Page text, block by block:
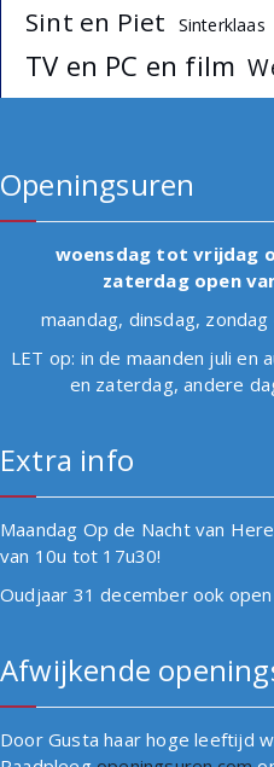
Sint en Piet Sinterklaas
TV en PC en film
Openingsuren
woensdag tot vrijdag
zaterdag open
maandag, dinsdag,
LET op: in de maanden juli en
en zaterdag, andere
Extra info
Maandag Op de Nacht van
van 10u tot 17u30!
Oudjaar 31 december ook
Afwijkende
Door Gusta haar hoge leeftijd